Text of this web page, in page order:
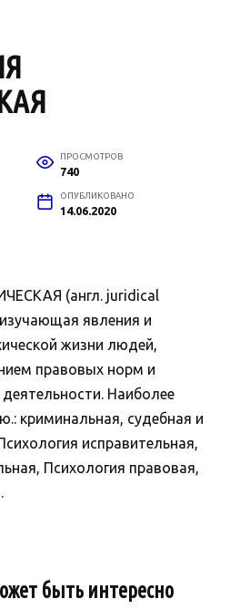
ПРОСМОТРОВ
740
ОПУБЛИКОВАНО
14.06.2020
(англ. juridical
явления и
жизни людей,
правовых норм и
Наиболее
криминальная, судебная и
исправительная,
Психология правовая,
быть интересно